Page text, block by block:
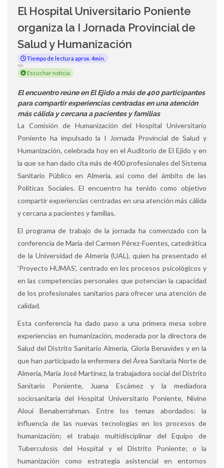
El Hospital Universitario Poniente
organiza la I Jornada Provincial de
Salud y Humanización
Tiempo de lectura aprox. 4min.
Escuchar noticia
El encuentro reúne en El Ejido a más de 400 participantes
para compartir experiencias centradas en una atención
más cálida y cercana a pacientes y familias
La Comisión de Humanización del Hospital Universitario
Poniente ha impulsado la I Jornada Provincial de Salud y
Humanización, celebrada hoy en el Auditorio de El Ejido y en
la que se han dado cita más de 400 profesionales del Sistema
Sanitario Público en Almería, así como del ámbito de las
Políticas Sociales. El encuentro ha tenido como objetivo
compartir experiencias centradas en una atención más cálida
y cercana a pacientes y familias.
El programa de trabajo de la jornada ha comenzado con la
conferencia de María del Carmen Pérez-Fuentes, catedrática
de la Universidad de Almería (UAL), quien ha presentado el
‘Proyecto HUMAS’, centrado en los procesos psicológicos y
en las competencias personales que potencian la capacidad
de los profesionales sanitarios para ofrecer una atención de
calidad.
Esta conferencia ha dado paso a una primera mesa sobre
experiencias en humanización, moderada por la directora de
Salud del Distrito Sanitario Almería, Gloria Benavides y en la
que han participado la enfermera del Área Sanitaria Norte de
Almería, María José Martínez, la trabajadora social del Distrito
Sanitario Poniente, Juana Escámez y la mediadora
sociosanitaria del Hospital Universitario Poniente, Nivine
Aloui Benaberrahman. Entre los temas abordados: la
influencia de las nuevas tecnologías en los procesos de
humanización; el trabajo multidisciplinar del Equipo de
Tuberculosis del Hospital y el Distrito Poniente; o la
humanización como estrategia asistencial en entornos